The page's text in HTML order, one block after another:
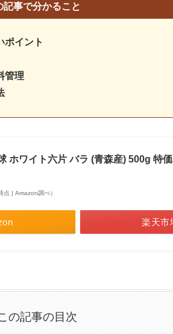
記事で分かること
ポイント
管理
ホワイト六片 バラ (青森産) 500g 特
点 | Amazon調べ）
楽天市
の記事の目次